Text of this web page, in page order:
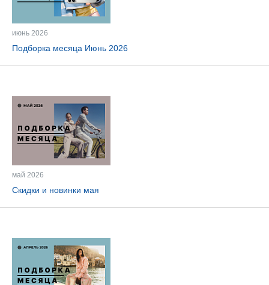
июнь 2026
Подборка месяца Июнь 2026
май 2026
Скидки и новинки мая